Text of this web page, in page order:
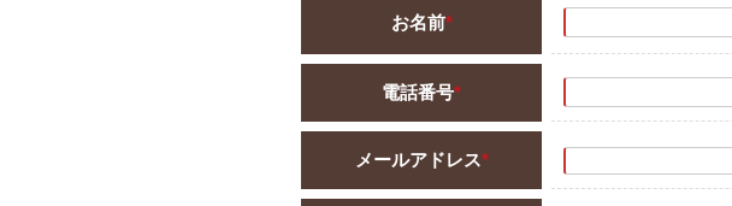
お名前*
電話番号*
メールアドレス*